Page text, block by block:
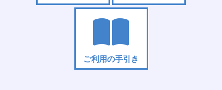
ご利用の手引き